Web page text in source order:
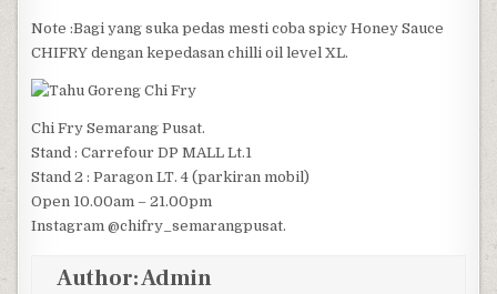
Note :Bagi yang suka pedas mesti coba spicy Honey Sauce
CHIFRY dengan kepedasan chilli oil level XL.
Chi Fry Semarang Pusat.
Stand : Carrefour DP MALL Lt.1
Stand 2 : Paragon LT. 4 (parkiran mobil)
Open 10.00am – 21.00pm
Instagram @chifry_semarangpusat.
Author:Admin